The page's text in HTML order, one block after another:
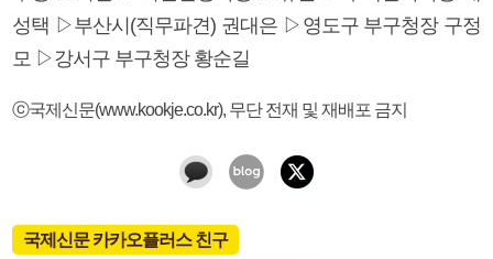
성택 ▷부산시(직무파견) 권대은 ▷영도구 부구청장 구정
모 ▷강서구 부구청장 황순길
ⓒ국제신문(www.kookje.co.kr), 무단 전재 및 재배포 금지
국제신문 카카오플러스 친구